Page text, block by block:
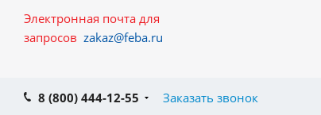
Электронная почта для
запросов zakaz@feba.ru
8 (800) 444-12-55 Заказать звонок